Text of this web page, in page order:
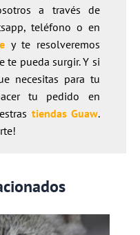
a través de
teléfono o en
y te resolveremos
te pueda surgir. Y si
necesitas para tu
tu pedido en
tiendas Guaw.